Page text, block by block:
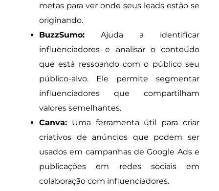
metas para ver onde seus leads estão se
originando.
BuzzSumo: Ajuda a identificar
influenciadores e analisar o conteúdo
que está ressoando com o público seu
público-alvo. Ele permite segmentar
influenciadores que compartilham
valores semelhantes.
Canva: Uma ferramenta útil para criar
criativos de anúncios que podem ser
usados em campanhas de Google Ads e
publicações em redes sociais em
colaboração com influenciadores.